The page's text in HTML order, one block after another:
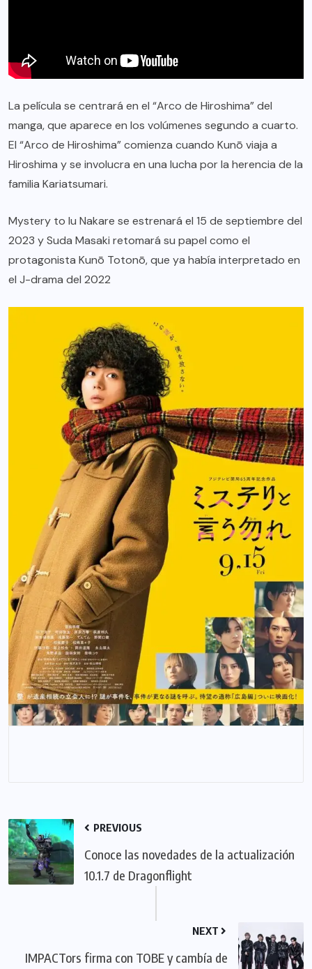
La película se centrará en el “Arco de Hiroshima” del
manga, que aparece en los volúmenes segundo a cuarto.
El “Arco de Hiroshima” comienza cuando Kunō viaja a
Hiroshima y se involucra en una lucha por la herencia de la
familia Kariatsumari.
Mystery to Iu Nakare se estrenará el 15 de septiembre del
2023 y Suda Masaki retomará su papel como el
protagonista Kunō Totonō, que ya había interpretado en
el J-drama del 2022
PREVIOUS
Conoce las novedades de la actualización
10.1.7 de Dragonflight
NEXT
IMPACTors firma con TOBE y cambía de